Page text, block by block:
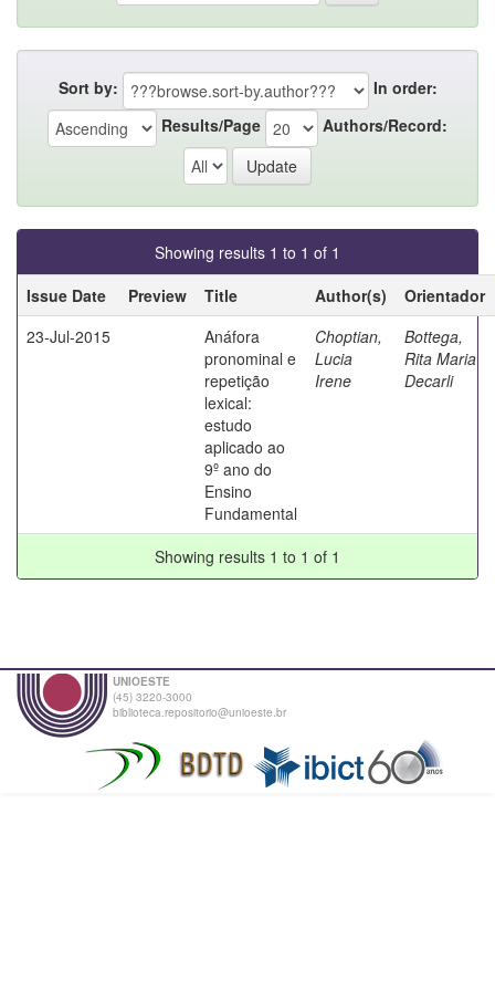
Sort by:
In order:
Results/Page
Authors/Record:
Showing results 1 to 1 of 1
Issue Date
Preview Title Author(s)
Orientador
23-Jul-2015
Anáfora
pronominal e
repetição
lexical:
estudo
aplicado ao
9º ano do
Ensino
Fundamental
Choptian,
Lucia
Irene
Bottega,
Rita Maria
Decarli
Showing results 1 to 1 of 1
UNIOESTE
(45) 3220-3000
biblioteca.repositorio@unioeste.br